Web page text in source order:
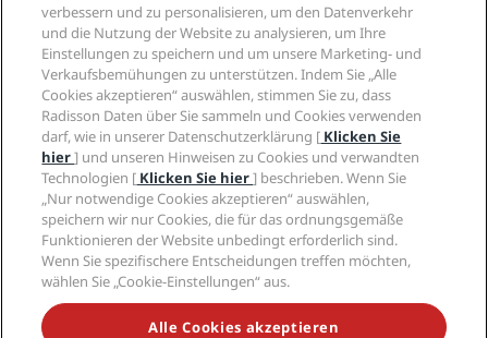
Familienfreundliche Hotels
Gesundheit & Sicherheit
Karriere PPHE
Karrieren EHL
The Club by RHG
Entwicklungsmöglichkeiten
Responsible Business – Unser Engagement
Einkauf
Rechtliche Hinweise
Radisson Rewards Geschäftsbedingungen
Website-Nutzungsvereinbarung
Digitale Barrierefreiheit
Moderne Sklaverei – Erklärung
Hilfe
Verbrauchermeldungen
Kontakt
FAQ
Inhaltsübersicht
Soziale Medien
Marken von Radisson Hotels
VERPASSEN SIE NIEMALS UNSERE BELIEBTESTEN
ANGEBOTE
verbessern und zu personalisieren, um den Datenverkehr
und die Nutzung der Website zu analysieren, um Ihre
Einstellungen zu speichern und um unsere Marketing- und
Verkaufsbemühungen zu unterstützen. Indem Sie „Alle
Cookies akzeptieren“ auswählen, stimmen Sie zu, dass
Radisson Daten über Sie sammeln und Cookies verwenden
darf, wie in unserer Datenschutzerklärung [ Klicken Sie
hier] und unseren Hinweisen zu Cookies und verwandten
Technologien [ Klicken Sie hier] beschrieben. Wenn Sie
„Nur notwendige Cookies akzeptieren“ auswählen,
speichern wir nur Cookies, die für das ordnungsgemäße
Funktionieren der Website unbedingt erforderlich sind.
Wenn Sie spezifischere Entscheidungen treffen möchten,
wählen Sie „Cookie-Einstellungen“ aus.
Alle Cookies akzeptieren